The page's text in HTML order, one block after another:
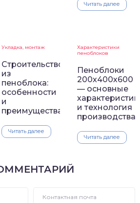
Читать далее
Укладка, монтаж
Строительство
из
пеноблока:
особенности
и
преимущества
Читать далее
Характеристики
пеноблоков
Пеноблоки
200х400х600
— основные
и технология
производства
Читать далее